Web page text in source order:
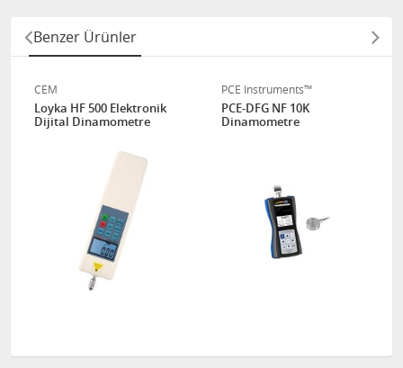
Benzer Ürünler
CEM
Loyka HF 500 Elektronik
Dijital Dinamometre
PCE Instruments™
PCE-DFG NF 10K
Dinamometre